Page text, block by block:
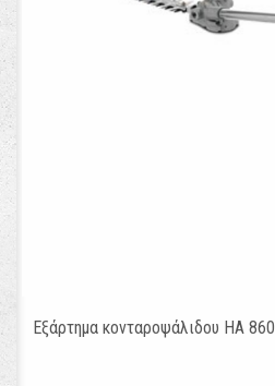
Εξάρτημα κονταροψάλιδου HA 860